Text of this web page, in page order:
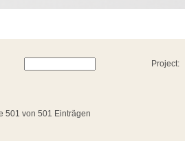
Project:
501 von 501 Einträgen